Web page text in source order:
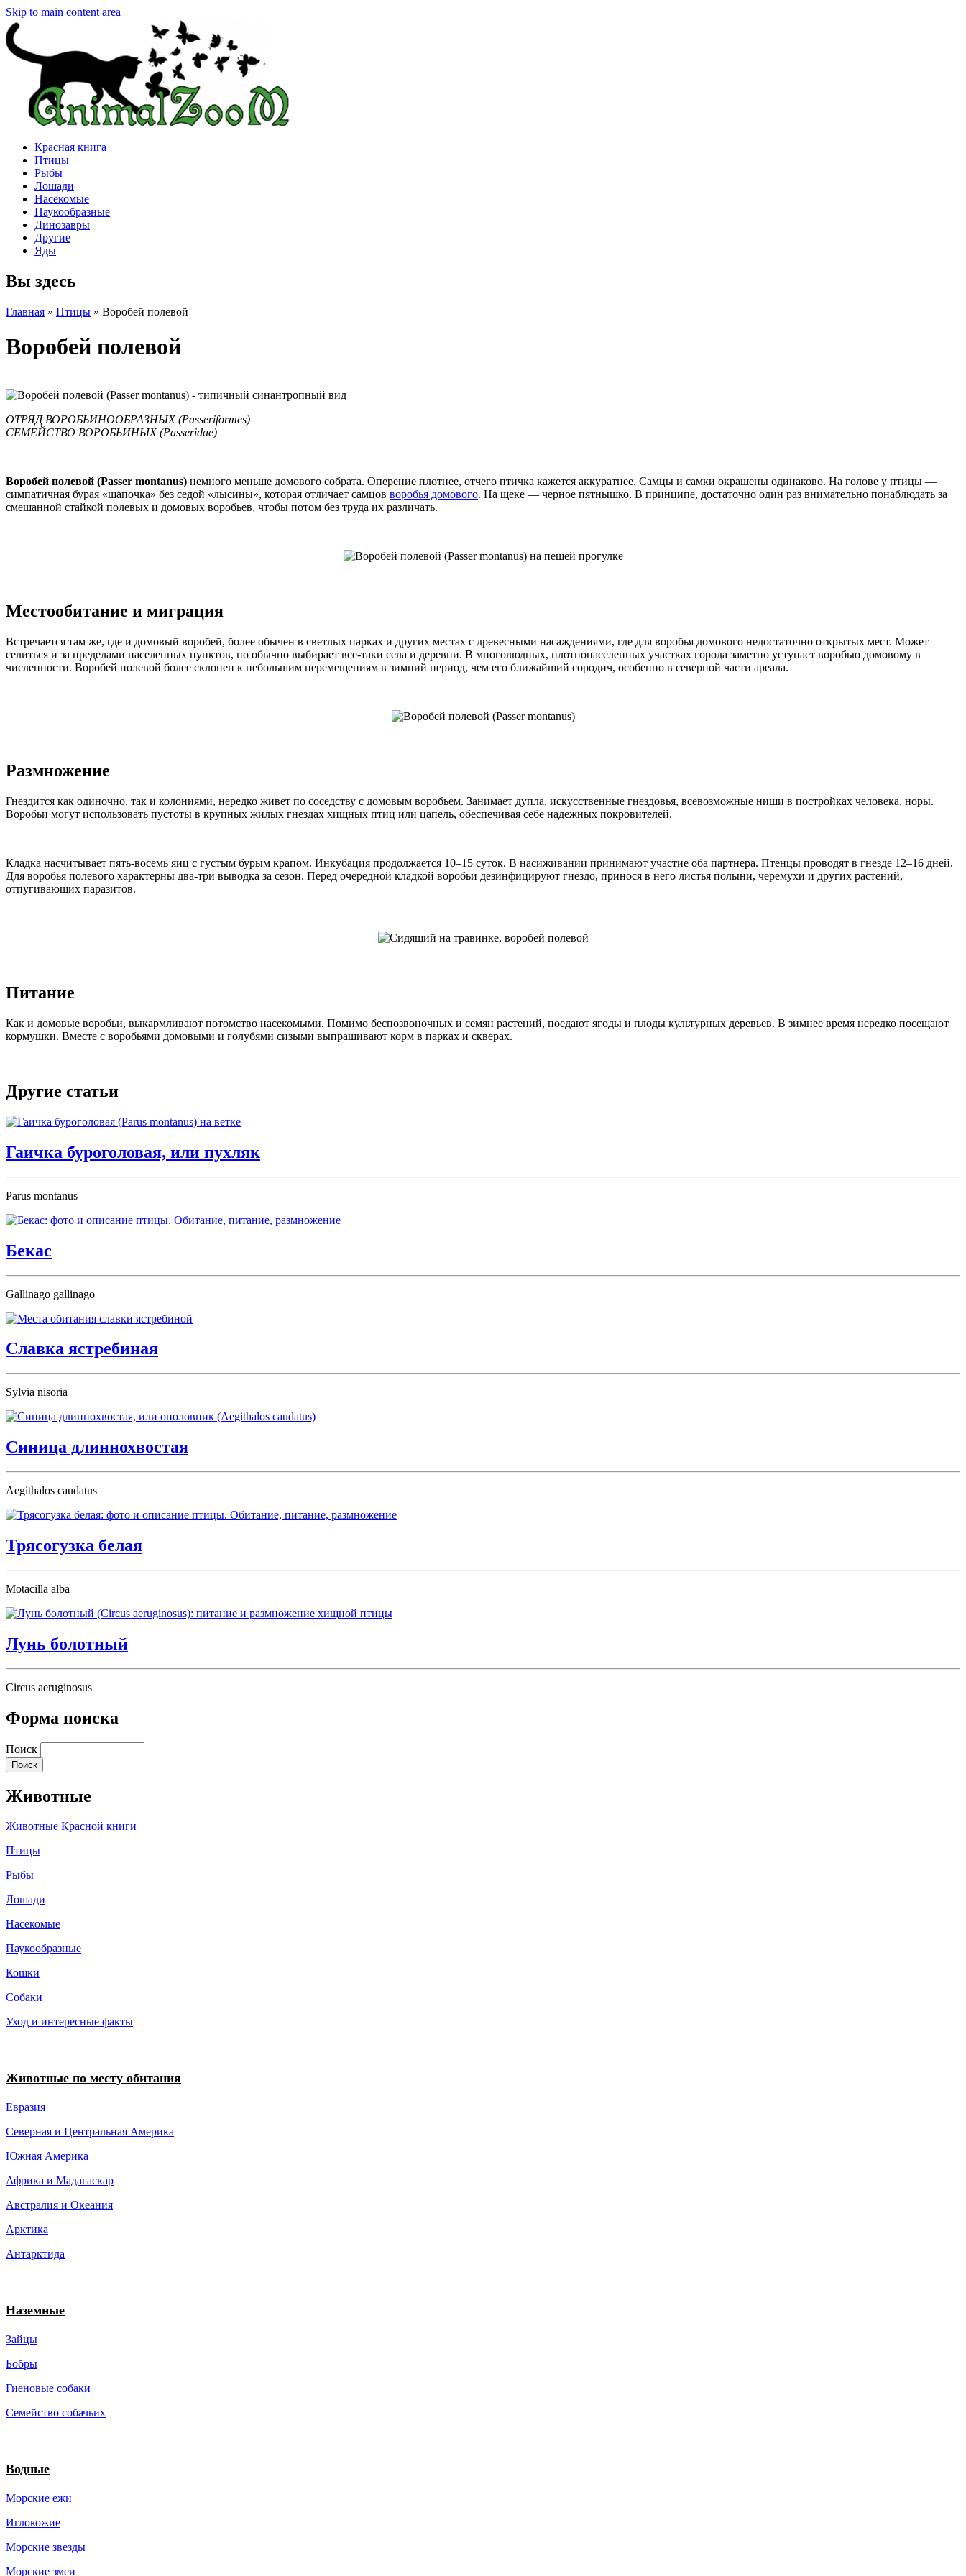
Skip to main content area
Красная книга
Птицы
Рыбы
Лошади
Насекомые
Паукообразные
Динозавры
Другие
Яды
Вы здесь
Главная » Птицы » Воробей полевой
Воробей полевой
ОТРЯД ВОРОБЬИНООБРАЗНЫХ (Passeriformes)
СЕМЕЙСТВО ВОРОБЬИНЫХ (Passeridae)
Воробей полевой (Passer montanus) немного меньше домового собрата. Оперение плотнее, отчего птичка кажется аккуратнее. Самцы и самки окрашены одинаково. На голове у птицы —
симпатичная бурая «шапочка» без седой «лысины», которая отличает самцов воробья домового. На щеке — черное пятнышко. В принципе, достаточно один раз внимательно понаблюдать за
смешанной стайкой полевых и домовых воробьев, чтобы потом без труда их различать.
Местообитание и миграция
Встречается там же, где и домовый воробей, более обычен в светлых парках и других местах с древесными насаждениями, где для воробья домового недостаточно открытых мест. Может
селиться и за пределами населенных пунктов, но обычно выбирает все-таки села и деревни. В многолюдных, плотнонаселенных участках города заметно уступает воробью домовому в
численности. Воробей полевой более склонен к небольшим перемещениям в зимний период, чем его ближайший сородич, особенно в северной части ареала.
Размножение
Гнездится как одиночно, так и колониями, нередко живет по соседству с домовым воробьем. Занимает дупла, искусственные гнездовья, всевозможные ниши в постройках человека, норы.
Воробьи могут использовать пустоты в крупных жилых гнездах хищных птиц или цапель, обеспечивая себе надежных покровителей.
Кладка насчитывает пять-восемь яиц с густым бурым крапом. Инкубация продолжается 10–15 суток. В насиживании принимают участие оба партнера. Птенцы проводят в гнезде 12–16 дней.
Для воробья полевого характерны два-три выводка за сезон. Перед очередной кладкой воробьи дезинфицируют гнездо, принося в него листья полыни, черемухи и других растений,
отпугивающих паразитов.
Питание
Как и домовые воробьи, выкармливают потомство насекомыми. Помимо беспозвоночных и семян растений, поедают ягоды и плоды культурных деревьев. В зимнее время нередко посещают
кормушки. Вместе с воробьями домовыми и голубями сизыми выпрашивают корм в парках и скверах.
Другие статьи
Гаичка буроголовая, или пухляк
Parus montanus
Бекас
Gallinago gallinago
Славка ястребиная
Sylvia nisoria
Синица длиннохвостая
Aegithalos caudatus
Трясогузка белая
Motacilla alba
Лунь болотный
Circus aeruginosus
Форма поиска
Поиск
Животные
Животные Красной книги
Птицы
Рыбы
Лошади
Насекомые
Паукообразные
Кошки
Собаки
Уход и интересные факты
Животные по месту обитания
Евразия
Северная и Центральная Америка
Южная Америка
Африка и Мадагаскар
Австралия и Океания
Арктика
Антарктида
Наземные
Зайцы
Бобры
Гиеновые собаки
Семейство собачьих
Водные
Морские ежи
Иглокожие
Морские звезды
Морские змеи